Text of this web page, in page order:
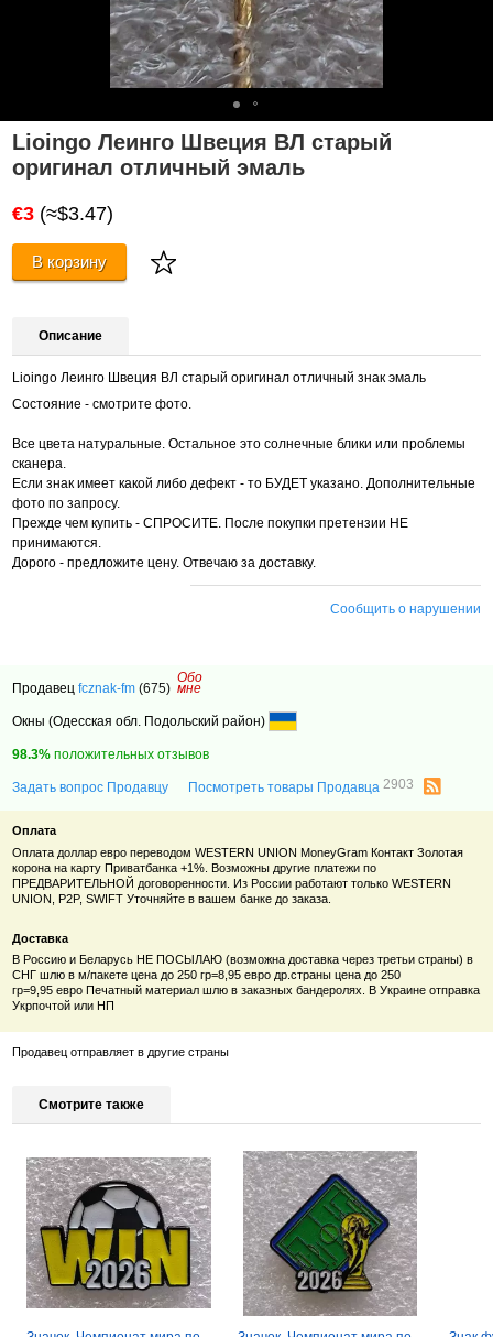
Lioingo Леинго Швеция ВЛ старый
оригинал отличный эмаль
€3 (≈$3.47)
В корзину
Описание
Lioingo Леинго Швеция ВЛ старый оригинал отличный знак эмаль
Состояние - смотрите фото.
Все цвета натуральные. Остальное это солнечные блики или проблемы
сканера.
Если знак имеет какой либо дефект - то БУДЕТ указано. Дополнительные
фото по запросу.
Прежде чем купить - СПРОСИТЕ. После покупки претензии НЕ
принимаются.
Дорого - предложите цену. Отвечаю за доставку.
Сообщить о нарушении
Продавецfcznak-fm (675)
Обо
мне
Окны (Одесская обл. Подольский район)
98.3% положительных отзывов
Задать вопрос Продавцу Посмотреть товары Продавца2903
Оплата
Оплата доллар евро переводом WESTERN UNION MoneyGram Контакт Золотая
корона на карту Приватбанка +1%. Возможны другие платежи по
ПРЕДВАРИТЕЛЬНОЙ договоренности. Из России работают толькоWESTERN
UNION, P2P, SWIFT Уточняйте в вашем банке до заказа.
Доставка
В Россию и Беларусь НЕ ПОСЫЛАЮ (возможна доставка через третьи страны) в
СНГ шлю в м/пакете цена до 250 гр=8,95 евро др.страны цена до 250
гр=9 ,95евро Печатный материал шлю в заказных бандеролях. В Украине отправка
Укрпочтой или НП
Продавец отправляет в другие страны
Смотрите также